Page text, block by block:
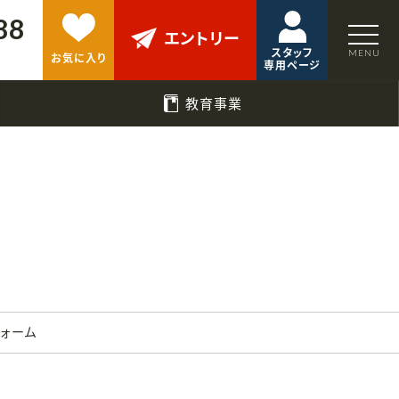
お気に入り
エントリー
スタッフ
専用ページ
教育事業
ーム